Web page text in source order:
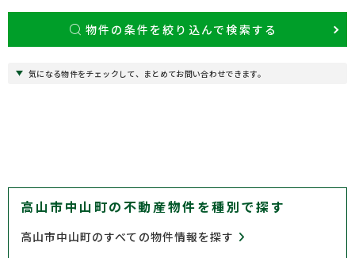
物件の条件を絞り込んで検索する
気になる物件をチェックして、まとめてお問い合わせできます。
高山市中山町の不動産物件を種別で探す
高山市中山町のすべての物件情報を探す